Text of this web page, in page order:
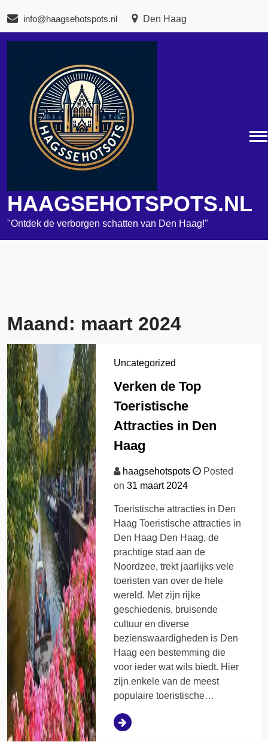
de
inhoud
info@haagsehotspots.nl Den Haag
HAAGSEHOTSPOTS.NL
"Ontdek de verborgen schatten van Den Haag!"
Maand: maart 2024
Uncategorized
Verken de Top
Toeristische
Attracties in Den
Haag
haagsehotspots
Posted
on31 maart 2024
Toeristische attracties in Den
Haag Toeristische attracties in
Den Haag Den Haag, de
prachtige stad aan de
Noordzee, trekt jaarlijks vele
toeristen van over de hele
wereld. Met zijn rijke
geschiedenis, bruisende
cultuur en diverse
bezienswaardigheden is Den
Haag een bestemming die
voor ieder wat wils biedt. Hier
zijn enkele van de meest
populaire toeristische…